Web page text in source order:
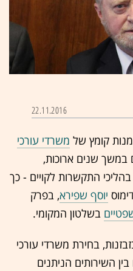
22.11.2016
קומץ של משרדי עורכי
במשך שנים ארוכות,
התקשרות לקויים - כך
יוסף שפירא, בפרק
בשלטון המקומי.
בחירת משרדי עורכי
בין השירותים הניתנים